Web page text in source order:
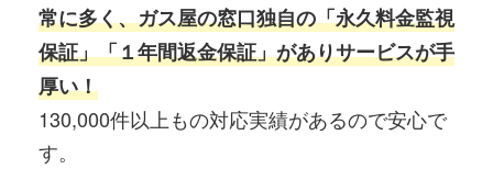
常に多く、ガス屋の窓口独自の「永久料金監視
保証」「１年間返金保証」がありサービスが手
厚い！
130,000件以上もの対応実績があるので安心で
す。